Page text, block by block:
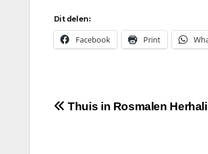
Dit delen:
Facebook Print
Bericht
Thuis in Rosmalen